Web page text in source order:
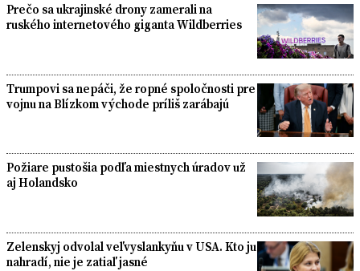
Prečo sa ukrajinské drony zamerali na
ruského internetového giganta Wildberries
Trumpovi sa nepáči, že ropné spoločnosti pre
vojnu na Blízkom východe príliš zarábajú
Požiare pustošia podľa miestnych úradov už
aj Holandsko
Zelenskyj odvolal veľvyslankyňu v USA. Kto ju
nahradí, nie je zatiaľ jasné